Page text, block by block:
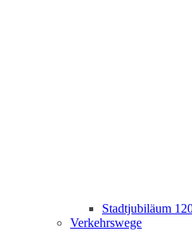
Stadtjubiläum
Verkehrswege